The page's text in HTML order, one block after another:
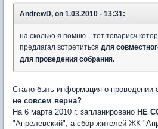
AndrewD, on 1.03.2010 - 13:31:
на сколько я помню... тот товарисч
предлагал встретиться для
для проведения собрания.
Стало быть информация о проведении
не совсем верна?
На 6 марта 2010 г. запланировано НЕ
"Апрелевский", а сбор жителей ЖК